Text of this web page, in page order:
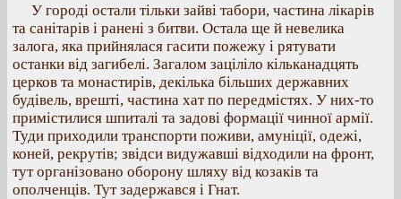
У городі остали тільки зайві табори, частина лікарів
та санітарів і ранені з битви. Остала ще й невелика
залога, яка прийнялася гасити пожежу і рятувати
останки від загибелі. Загалом заціліло кільканадцять
церков та монастирів, декілька більших державних
будівель, врешті, частина хат по передмістях. У них-то
примістилися шпиталі та задові формації чинної армії.
Туди приходили транспорти поживи, амуніції, одежі,
коней, рекрутів; звідси видужавші відходили на фронт,
тут організовано оборону шляху від козаків та
ополченців. Тут задержався і Гнат.